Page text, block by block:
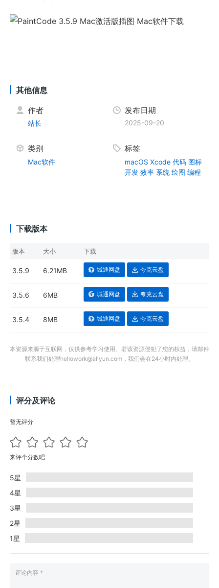
其他信息
作者
站长
发布日期
2025-09-20
类别
Mac软件
标签
macOS Xcode 代码 图标
开发 效率 系统 绘图 编程
下载版本
版本 大小 下载
3.5.9 6.21MB 城通网盘 夸克云盘
3.5.6 6MB 城通网盘 夸克云盘
3.5.4 8MB 城通网盘 夸克云盘
本资源来源于互联网，仅供参考学习使用。若该资源侵犯了您的权益，请邮件
联系我们处理hellowork@aliyun.com，我们会在24小时内处理。
评分及评论
暂无评分
来评个分数吧
5星
4星
3星
2星
1星